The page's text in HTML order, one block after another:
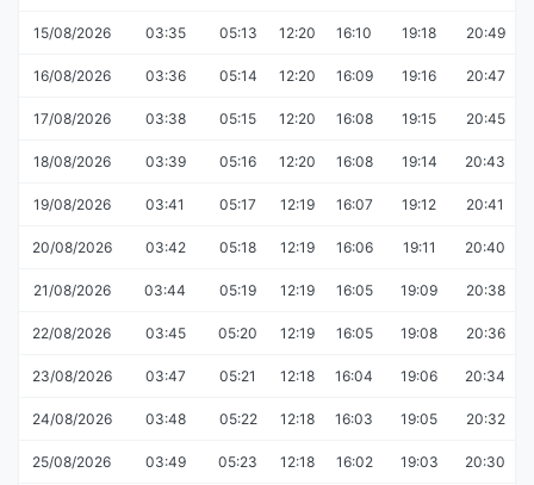
15/08/2026 03:35 05:13 12:20 16:10 19:18 20:49
16/08/2026 03:36 05:14 12:20 16:09 19:16 20:47
17/08/2026 03:38 05:15 12:20 16:08 19:15 20:45
18/08/2026 03:39 05:16 12:20 16:08 19:14 20:43
19/08/2026 03:41 05:17 12:19 16:07 19:12 20:41
20/08/2026 03:42 05:18 12:19 16:06 19:11 20:40
21/08/2026 03:44 05:19 12:19 16:05 19:09 20:38
22/08/2026 03:45 05:20 12:19 16:05 19:08 20:36
23/08/2026 03:47 05:21 12:18 16:04 19:06 20:34
24/08/2026 03:48 05:22 12:18 16:03 19:05 20:32
25/08/2026 03:49 05:23 12:18 16:02 19:03 20:30